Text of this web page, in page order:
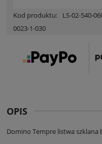
Kod produktu:
LS-02-540-
0023-1-030
OPIS
Domino Tempre listwa szklana